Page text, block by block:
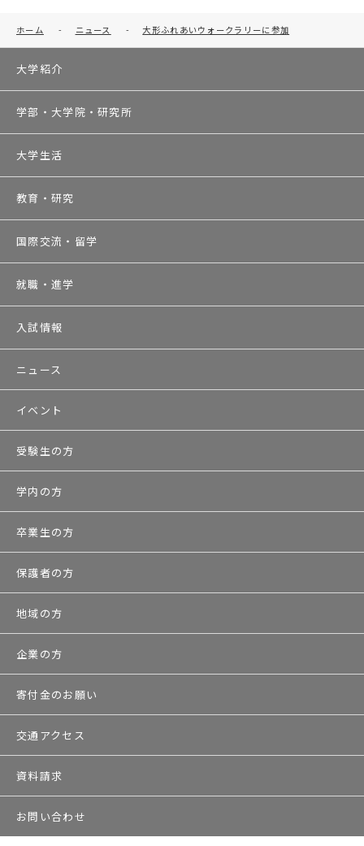
ホーム - ニュース - 大形ふれあいウォークラリーに参加
大学紹介
学部・大学院・研究所
大学生活
教育・研究
国際交流・留学
就職・進学
入試情報
ニュース
イベント
受験生の方
学内の方
卒業生の方
保護者の方
地域の方
企業の方
寄付金のお願い
交通アクセス
資料請求
お問い合わせ